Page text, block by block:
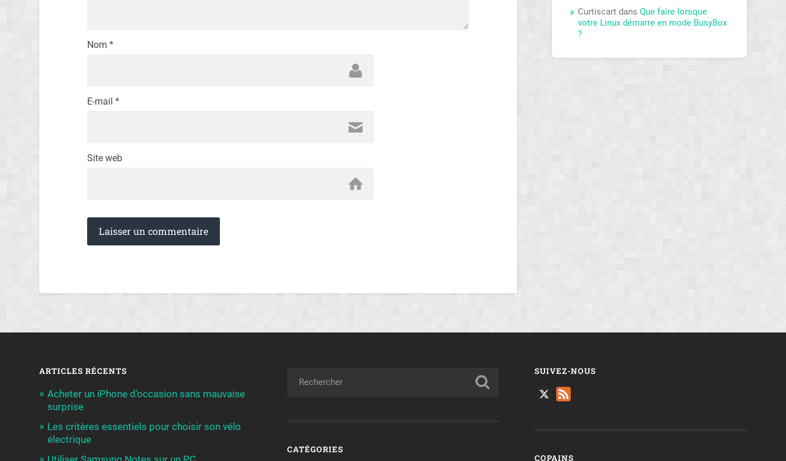
Nom *
E-mail *
Site web
Curtiscart dansQue faire lorsque
votre Linux démarre en mode BusyBox
?
ARTICLES RÉCENTS
Acheter un iPhone d’occasion sans mauvaise
surprise
Les critères essentiels pour choisir son vélo
électrique
CATÉGORIES
SUIVEZ-NOUS
COPAINS